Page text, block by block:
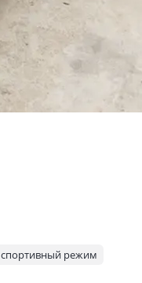
спортивный режим